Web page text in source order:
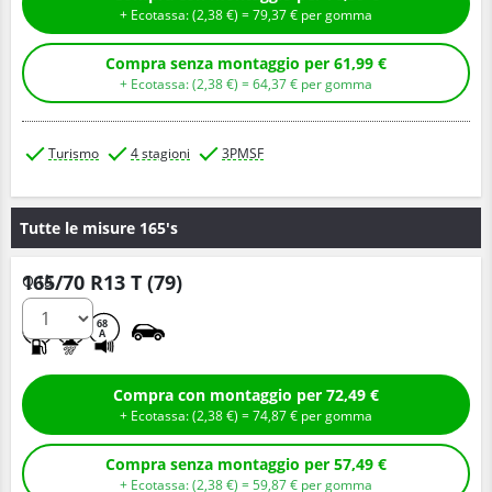
+ Ecotassa: (2,38€ ) =79,37€ per gomma
Compra senza montaggio per 61,99 €
+ Ecotassa: (2,38€ ) =64,37€ per gomma
Turismo 4 stagioni 3PMSF
Tutte le misure 165's
165/70 R13 T (79)
68
A
Q.tà
Compra con montaggio per 72,49 €
+ Ecotassa: (2,38€ ) =74,87€ per gomma
Compra senza montaggio per 57,49 €
+ Ecotassa: (2,38€ ) =59,87€ per gomma